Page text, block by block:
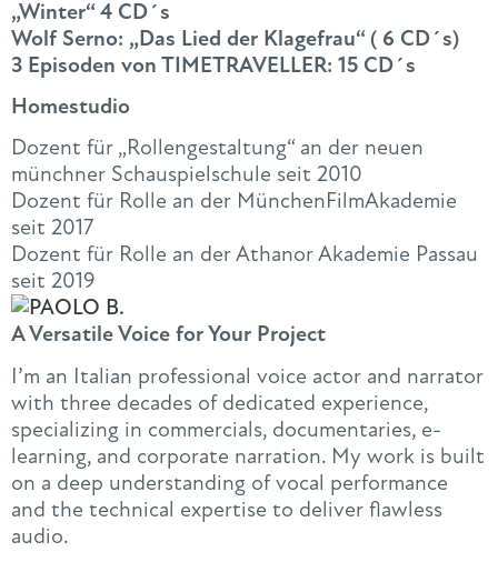
„Winter“ 4 CD´s
Wolf Serno: „Das Lied der Klagefrau“ ( 6 CD´s)
3 Episoden von TIMETRAVELLER: 15 CD´s
Homestudio
Dozent für „Rollengestaltung“ an der neuen
münchner Schauspielschule seit 2010
Dozent für Rolle an der MünchenFilmAkademie
seit 2017
Dozent für Rolle an der Athanor Akademie Passau
seit 2019
A Versatile Voice for Your Project
I’m an Italian professional voice actor and narrator
with three decades of dedicated experience,
specializing in commercials, documentaries, e-
learning, and corporate narration. My work is built
on a deep understanding of vocal performance
and the technical expertise to deliver flawless
audio.